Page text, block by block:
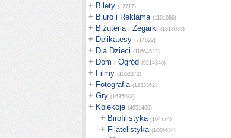
+ Bilety (12717)
+ Biuro i Reklama (1101086)
+ Biżuteria i Zegarki (1318033)
+ Delikatesy (714822)
+ Dla Dzieci (11664522)
+ Dom i Ogród (9214346)
+ Filmy (1052372)
+ Fotografia (1233352)
+ Gry (1635988)
+ Kolekcje (4951400)
+ Birofilistyka (104774)
+ Filatelistyka (1006634)